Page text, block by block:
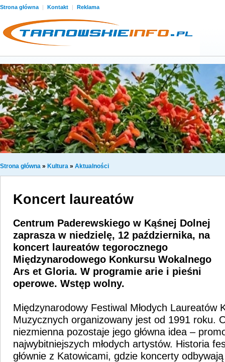
Strona główna | Kontakt | Reklama
Strona główna » Kultura » Aktualności
Koncert laureatów
Centrum Paderewskiego w Kąśnej Dolnej
zaprasza w niedzielę, 12 października, na
koncert laureatów tegorocznego
Międzynarodowego Konkursu Wokalnego
Ars et Gloria. W programie arie i pieśni
operowe. Wstęp wolny.
Międzynarodowy Festiwal Młodych Laureatów
Muzycznych organizowany jest od 1991 roku.
niezmienna pozostaje jego główna idea –
najwybitniejszych młodych artystów. Historia
głównie z Katowicami, gdzie koncerty